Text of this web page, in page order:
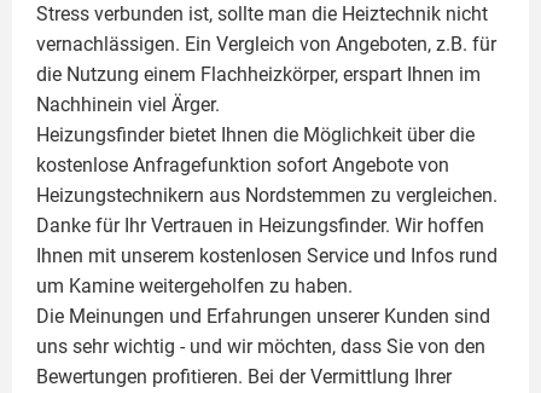
Stress verbunden ist, sollte man die Heiztechnik nicht
vernachlässigen. Ein Vergleich von Angeboten, z.B. für
die Nutzung einem Flachheizkörper, erspart Ihnen im
Nachhinein viel Ärger.
Heizungsfinder bietet Ihnen die Möglichkeit über die
kostenlose Anfragefunktion sofort Angebote von
Heizungstechnikern aus Nordstemmen zu vergleichen.
Danke für Ihr Vertrauen in Heizungsfinder. Wir hoffen
Ihnen mit unserem kostenlosen Service und Infos rund
um Kamine weitergeholfen zu haben.
Die Meinungen und Erfahrungen unserer Kunden sind
uns sehr wichtig - und wir möchten, dass Sie von den
Bewertungen profitieren. Bei der Vermittlung Ihrer